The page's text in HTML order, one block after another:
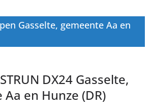
Gasselte, gemeente Aa en
DX24 Gasselte,
en Hunze (DR)